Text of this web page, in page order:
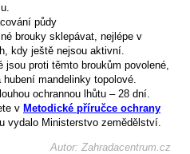
půdy
brouky sklepávat, nejlépe v
kdy ještě nejsou aktivní.
proti těmto broukům povolené,
mandelinky topolové.
ochrannou lhůtu – 28 dní.
v Metodické příručce ochrany
vydalo Ministerstvo zemědělství.
Autor: Zahradacentrum.cz